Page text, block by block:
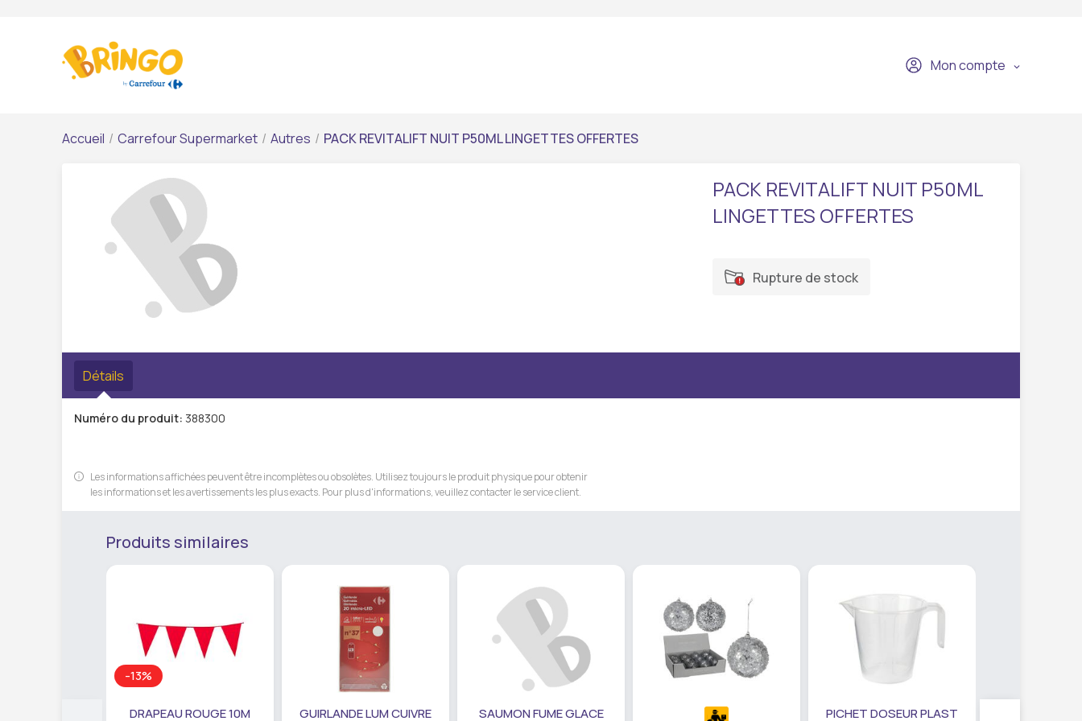
Mon compte
Accueil / Carrefour Supermarket / Autres / PACK REVITALIFT NUIT P50ML LINGETTES OFFERTES
PACK REVITALIFT NUIT P50ML
LINGETTES OFFERTES
Rupture de stock
Détails
Numéro du produit: 388300
Les informations affichées peuvent être incomplètes ou obsolètes. Utilisez toujours le produit physique pour obtenir
les informations et les avertissements les plus exacts. Pour plus d'informations, veuillez contacter le service client.
Produits similaires
-13%
DRAPEAU ROUGE 10M
GUIRLANDE LUM CUIVRE
SAUMON FUME GLACE
PICHET DOSEUR PLAST